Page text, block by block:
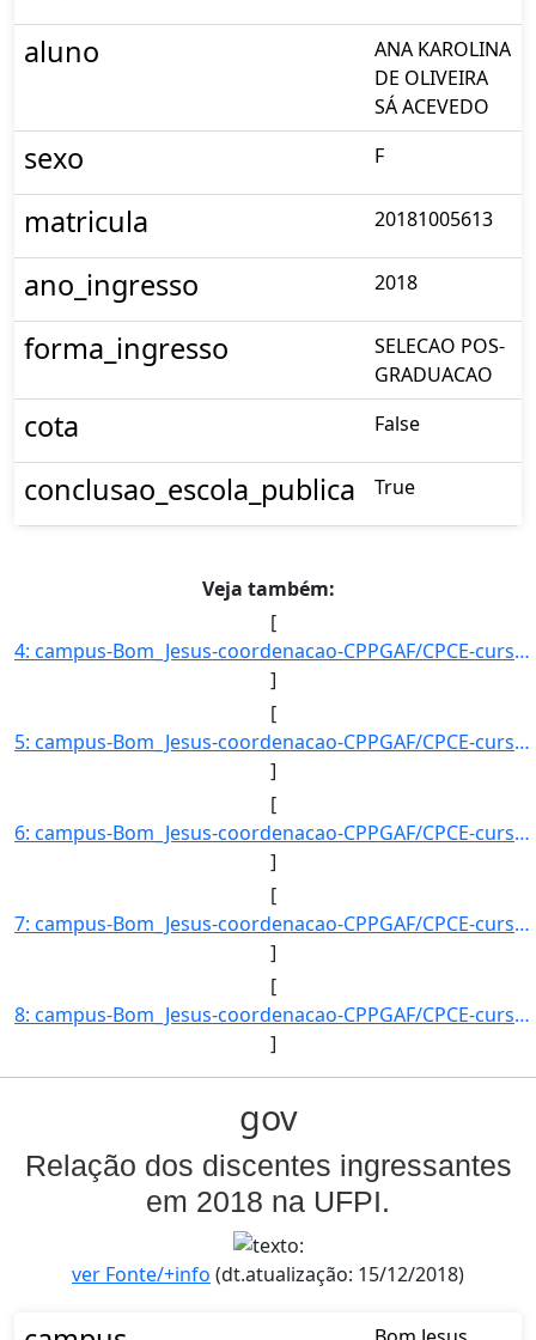
aluno
ANA KAROLINA
DE OLIVEIRA
SÁ ACEVEDO
sexo F
matricula 20181005613
ano_ingresso 2018
forma_ingresso
SELECAO POS-
GRADUACAO
cota False
conclusao_escola_publica True
Veja também:
[
4: campus-Bom_Jesus-coordenacao-CPPGAF/CPCE-curso-POS-GRADUACAO_EM_AGRONOMIA_?_FITOTECNIA-nivel-E-aluno]
]
[
5: campus-Bom_Jesus-coordenacao-CPPGAF/CPCE-curso-POS-GRADUACAO_EM_AGRONOMIA_?_FITOTECNIA-nivel-E-aluno]
]
[
6: campus-Bom_Jesus-coordenacao-CPPGAF/CPCE-curso-POS-GRADUACAO_EM_AGRONOMIA_?_FITOTECNIA-nivel-E-aluno]
]
[
7: campus-Bom_Jesus-coordenacao-CPPGAF/CPCE-curso-POS-GRADUACAO_EM_AGRONOMIA_?_FITOTECNIA-nivel-E-aluno]
]
[
8: campus-Bom_Jesus-coordenacao-CPPGAF/CPCE-curso-POS-GRADUACAO_EM_AGRONOMIA_?_FITOTECNIA-nivel-E-aluno]
]
gov
Relação dos discentes ingressantes
em 2018 na UFPI.
ver Fonte/+info (dt.atualização: 15/12/2018)